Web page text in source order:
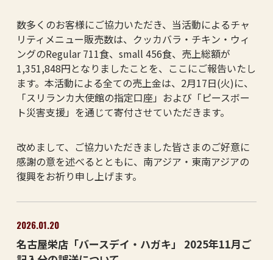
数多くのお客様にご協力いただき、当活動によるチャ
リティメニュー販売数は、クッカバラ・チキン・ウィ
ングのRegular 711食、small 456食、売上総額が
1,351,848円となりましたことを、ここにご報告いたし
ます。本活動による全ての売上金は、2月17日(火)に、
「スリランカ大使館の指定口座」および「ピースボー
ト災害支援」を通じて寄付させていただきます。
改めまして、ご協力いただきました皆さまのご好意に
感謝の意を述べるとともに、南アジア・東南アジアの
復興をお祈り申し上げます。
2026.01.20
名古屋栄店「バースデイ・ハガキ」 2025年11月ご